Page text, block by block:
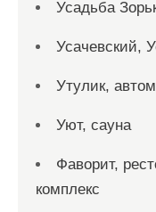
Усадьба
Усачевский,
Утулик,
Уют, сауна
Фаворит,
комплекс